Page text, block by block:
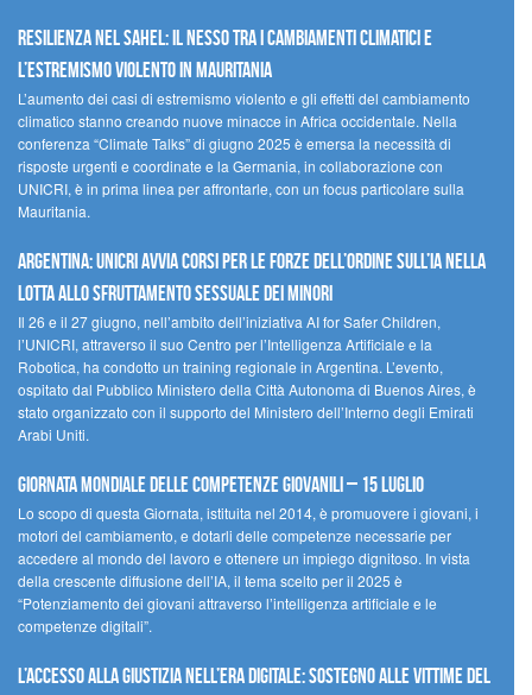
Resilienza nel Sahel: il nesso tra i cambiamenti climatici e
l’estremismo violento in Mauritania
L’aumento dei casi di estremismo violento e gli effetti del cambiamento
climatico stanno creando nuove minacce in Africa occidentale. Nella
conferenza “Climate Talks” di giugno 2025 è emersa la necessità di
risposte urgenti e coordinate e la Germania, in collaborazione con
UNICRI, è in prima linea per affrontarle, con un focus particolare sulla
Mauritania.
Argentina: UNICRI avvia corsi per le forze dell’ordine sull’IA nella
lotta allo sfruttamento sessuale dei minori
Il 26 e il 27 giugno, nell’ambito dell’iniziativa AI for Safer Children,
l’UNICRI, attraverso il suo Centro per l’Intelligenza Artificiale e la
Robotica, ha condotto un training regionale in Argentina. L’evento,
ospitato dal Pubblico Ministero della Città Autonoma di Buenos Aires, è
stato organizzato con il supporto del Ministero dell’Interno degli Emirati
Arabi Uniti.
Giornata Mondiale delle Competenze Giovanili – 15 luglio
Lo scopo di questa Giornata, istituita nel 2014, è promuovere i giovani, i
motori del cambiamento, e dotarli delle competenze necessarie per
accedere al mondo del lavoro e ottenere un impiego dignitoso. In vista
della crescente diffusione dell’IA, il tema scelto per il 2025 è
“Potenziamento dei giovani attraverso l’intelligenza artificiale e le
competenze digitali”.
L’accesso alla giustizia nell’era digitale: sostegno alle vittime del